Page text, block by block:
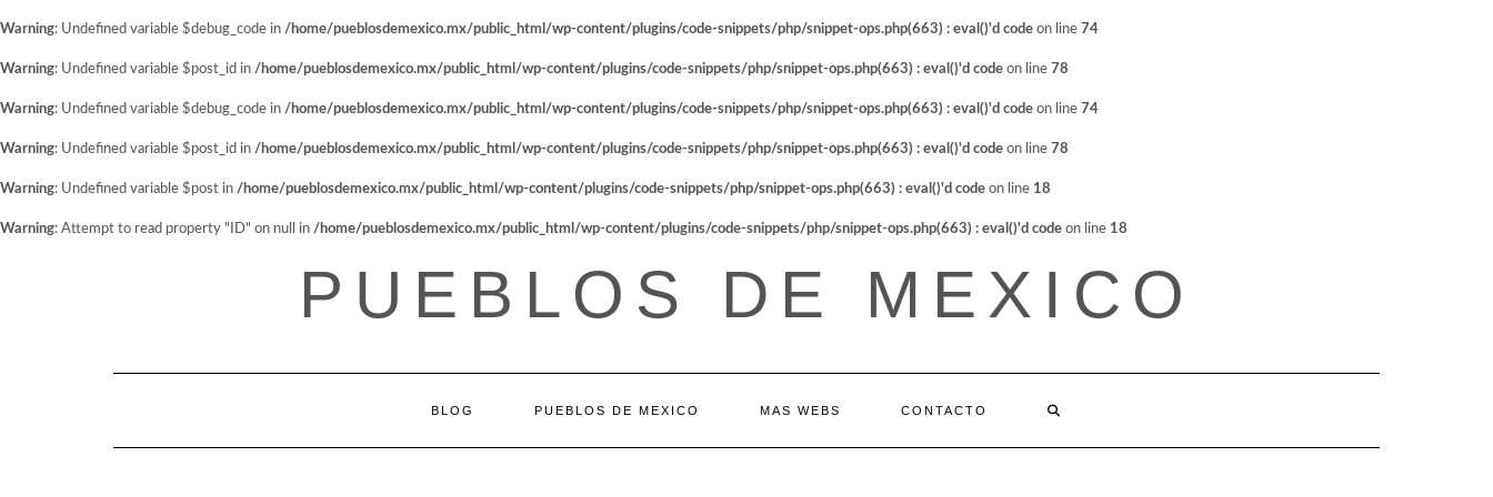
Warning: Undefined variable $debug_code in /home/pueblosdemexico.mx/public_html/wp-content/plugins/code-snippets/php/snippet-ops.php(663) : eval()'d code on line 74
Warning: Undefined variable $post_id in /home/pueblosdemexico.mx/public_html/wp-content/plugins/code-snippets/php/snippet-ops.php(663) : eval()'d code on line 78
Warning: Undefined variable $debug_code in /home/pueblosdemexico.mx/public_html/wp-content/plugins/code-snippets/php/snippet-ops.php(663) : eval()'d code on line 74
Warning: Undefined variable $post_id in /home/pueblosdemexico.mx/public_html/wp-content/plugins/code-snippets/php/snippet-ops.php(663) : eval()'d code on line 78
Warning: Undefined variable $post in /home/pueblosdemexico.mx/public_html/wp-content/plugins/code-snippets/php/snippet-ops.php(663) : eval()'d code on line 18
Warning: Attempt to read property "ID" on null in /home/pueblosdemexico.mx/public_html/wp-content/plugins/code-snippets/php/snippet-ops.php(663) : eval()'d code on line 18
PUEBLOS DE MEXICO
BLOG PUEBLOS DE MEXICO MAS WEBS CONTACTO